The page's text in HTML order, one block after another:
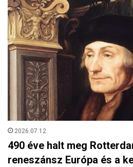
2026.07.12.
490 éve halt meg
reneszánsz Európa és a